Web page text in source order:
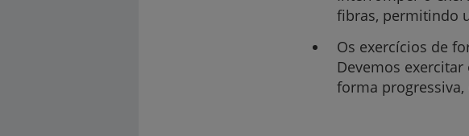
Clientes
CUF
fibras, permitindo
Os exercícios de
Devemos
forma